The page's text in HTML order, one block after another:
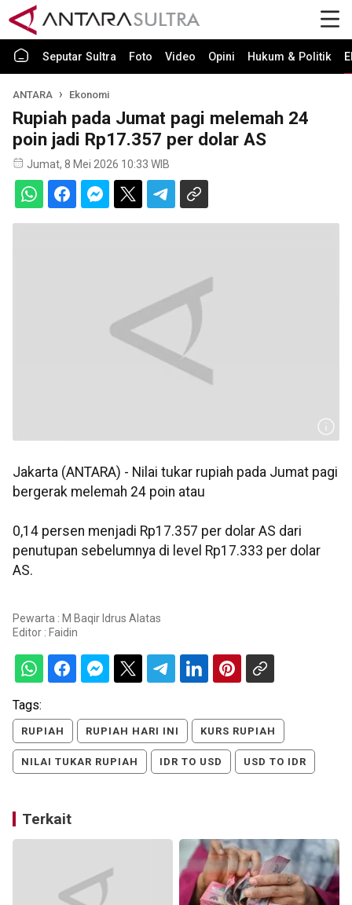
Seputar Sultra Foto Video Opini Hukum & Politik
ANTARA Ekonomi
Rupiah pada Jumat pagi melemah 24
poin jadi Rp17.357 per dolar AS
Jumat, 8 Mei 2026 10:33 WIB
Jakarta (ANTARA) - Nilai tukar rupiah pada Jumat pagi
bergerak melemah 24 poin atau
0,14 persen menjadi Rp17.357 per dolar AS dari
penutupan sebelumnya di level Rp17.333 per dolar
AS.
Pewarta : M Baqir Idrus Alatas
Editor : Faidin
Tags:
RUPIAH RUPIAH HARI INI KURS RUPIAH
NILAI TUKAR RUPIAH IDR TO USD USD TO IDR
Terkait